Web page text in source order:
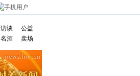
手机用户
访谈
公益
名酒 卖场